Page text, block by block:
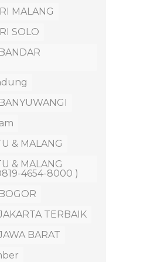
MALANG
SOLO
& MALANG
& MALANG
4654-8000 )
TERBAIK
BARAT